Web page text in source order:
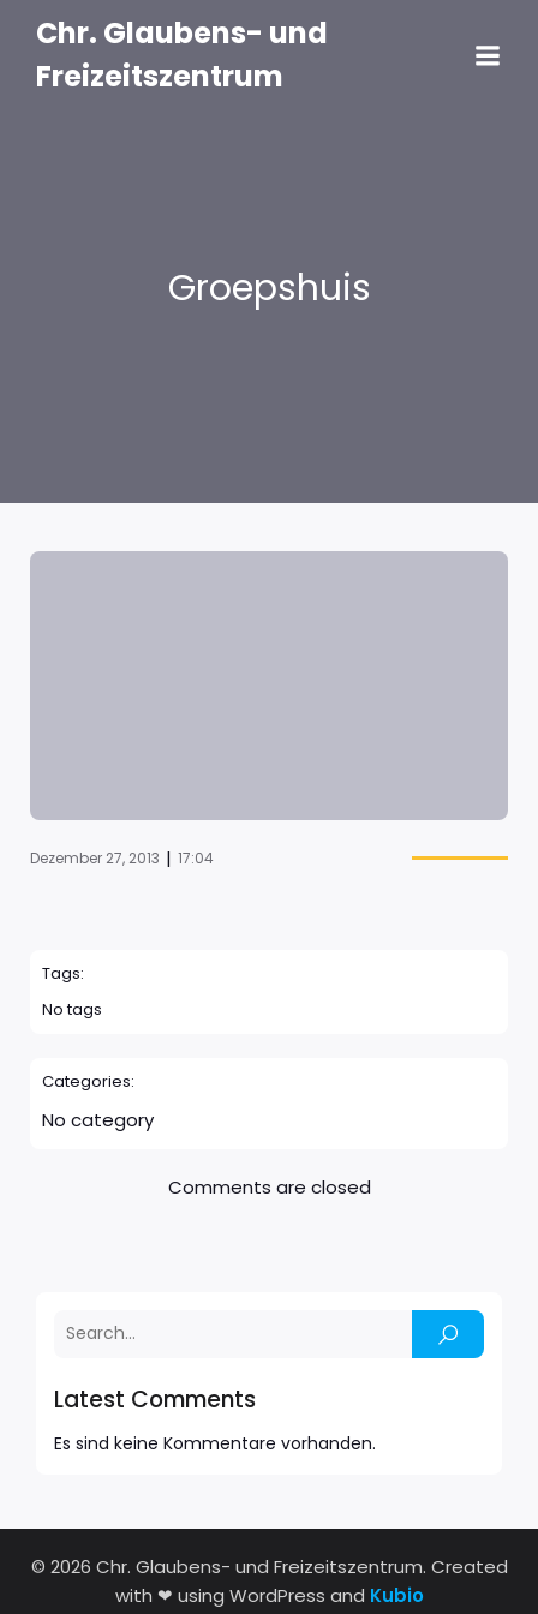
Chr. Glaubens- und
Freizeitszentrum
Groepshuis
Latest Comments
Es sind keine Kommentare vorhanden.
Dezember 27, 2013 | 17:04
Tags:
No tags
Categories:
No category
Comments are closed
© 2026 Chr. Glaubens- und Freizeitszentrum. Created
with ❤ using WordPress and Kubio